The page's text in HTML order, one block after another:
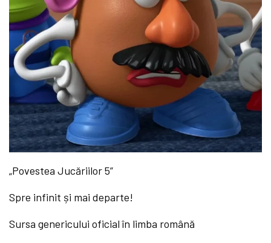
„Povestea Jucăriilor 5”
Spre infinit și mai departe!
Sursa genericului oficial în limba română